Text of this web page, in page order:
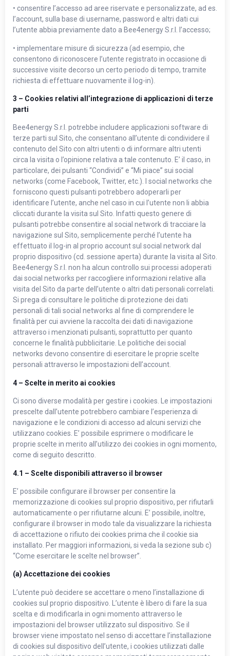
• consentire l’accesso ad aree riservate e personalizzate, ad es.
l’account, sulla base di username, password e altri dati cui
l’utente abbia previamente dato a Bee4energy S.r.l. l’accesso;
• implementare misure di sicurezza (ad esempio, che
consentono di riconoscere l’utente registrato in occasione di
successive visite decorso un certo periodo di tempo, tramite
richiesta di effettuare nuovamente il log-in).
3 – Cookies relativi all’integrazione di applicazioni di terze
parti
Bee4energy S.r.l. potrebbe includere applicazioni software di
terze parti sul Sito, che consentano all’utente di condividere il
contenuto del Sito con altri utenti o di informare altri utenti
circa la visita o l’opinione relativa a tale contenuto. E’ il caso, in
particolare, dei pulsanti “Condividi” e “Mi piace” sui social
networks (come Facebook, Twitter, etc.). I social networks che
forniscono questi pulsanti potrebbero adoperarli per
identificare l’utente, anche nel caso in cui l’utente non li abbia
cliccati durante la visita sul Sito. Infatti questo genere di
pulsanti potrebbe consentire al social network di tracciare la
navigazione sul Sito, semplicemente perché l’utente ha
effettuato il log-in al proprio account sul social network dal
proprio dispositivo (cd. sessione aperta) durante la visita al Sito.
Bee4energy S.r.l. non ha alcun controllo sui processi adoperati
dai social networks per raccogliere informazioni relative alla
visita del Sito da parte dell’utente o altri dati personali correlati.
Si prega di consultare le politiche di protezione dei dati
personali di tali social networks al fine di comprendere le
finalità per cui avviene la raccolta dei dati di navigazione
attraverso i menzionati pulsanti, soprattutto per quanto
concerne le finalità pubblicitarie. Le politiche dei social
networks devono consentire di esercitare le proprie scelte
personali attraverso le impostazioni dell’account.
4 – Scelte in merito ai cookies
Ci sono diverse modalità per gestire i cookies. Le impostazioni
prescelte dall’utente potrebbero cambiare l’esperienza di
navigazione e le condizioni di accesso ad alcuni servizi che
utilizzano cookies. E’ possibile esprimere o modificare le
proprie scelte in merito all’utilizzo dei cookies in ogni momento,
come di seguito descritto.
4.1 – Scelte disponibili attraverso il browser
E’ possibile configurare il browser per consentire la
memorizzazione di cookies sul proprio dispositivo, per rifiutarli
automaticamente o per rifiutarne alcuni. E’ possibile, inoltre,
configurare il browser in modo tale da visualizzare la richiesta
di accettazione o rifiuto dei cookies prima che il cookie sia
installato. Per maggiori informazioni, si veda la sezione sub c)
“Come esercitare le scelte nel browser”.
(a) Accettazione dei cookies
L’utente può decidere se accettare o meno l’installazione di
cookies sul proprio dispositivo. L’utente è libero di fare la sua
scelta e di modificarla in ogni momento attraverso le
impostazioni del browser utilizzato sul dispositivo. Se il
browser viene impostato nel senso di accettare l’installazione
di cookies sul dispositivo dell’utente, i cookies utilizzati dalle